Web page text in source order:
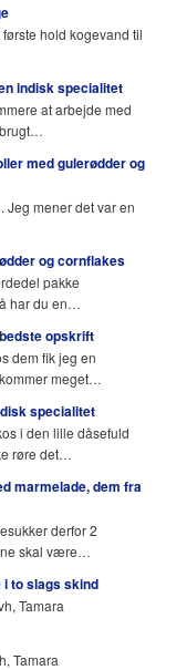
hold kogevand til
indisk specialitet
at arbejde med
med gulerødder og
Jeg mener det var en
og cornflakes
pakke
har du en…
opskrift
dem fik jeg en
meget…
specialitet
i den lille dåsefuld
røre det…
marmelade, dem fra
derfor 2
skal være…
to slags skind
Tamara
Tamara